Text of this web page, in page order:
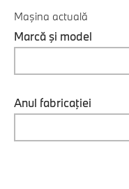
Maşina actuală
Marcă şi model
Anul fabricaţiei